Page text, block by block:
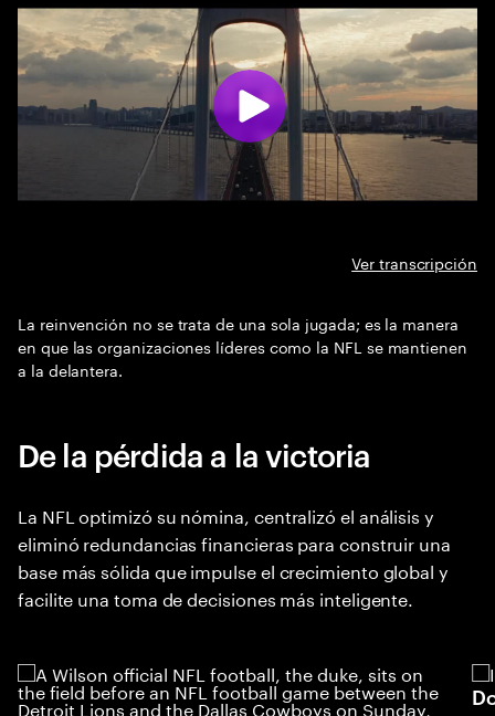
Ver transcripción
La reinvención no se trata de una sola jugada; es la manera
en que las organizaciones líderes como la NFL se mantienen
a la delantera.
De la pérdida a la victoria
La NFL optimizó su nómina, centralizó el análisis y
eliminó redundancias financieras para construir una
base más sólida que impulse el crecimiento global y
facilite una toma de decisiones más inteligente.